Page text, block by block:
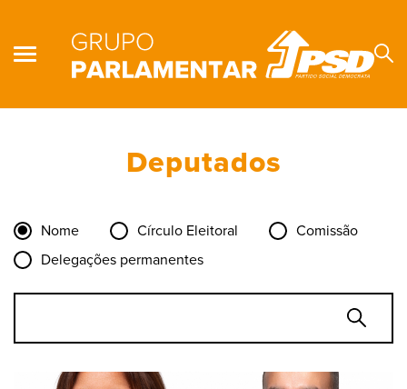
Deputados
Nome Círculo Eleitoral
Comissão
Delegações permanentes